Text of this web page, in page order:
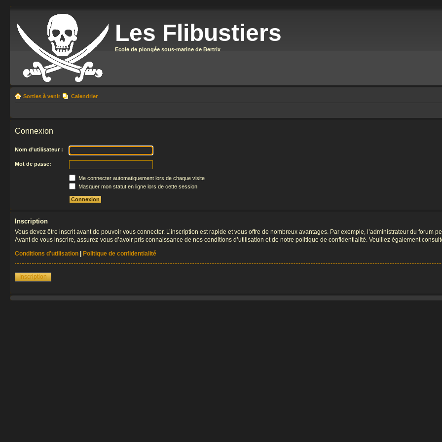
Les Flibustiers
Ecole de plongée sous-marine de Bertrix
Sorties à venir Calendrier
Connexion
Nom d’utilisateur :
Mot de passe:
Me connecter automatiquement lors de chaque visite
Masquer mon statut en ligne lors de cette session
Inscription
Vous devez être inscrit avant de pouvoir vous connecter. L’inscription est rapide et vous offre de nombreux avantages. Par exemple, l’administrateur du forum
Avant de vous inscrire, assurez-vous d’avoir pris connaissance de nos conditions d’utilisation et de notre politique de confidentialité. Veuillez également
Conditions d’utilisation
Politique de confidentialité
Inscription